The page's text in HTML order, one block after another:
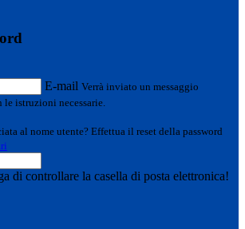
E-mail Verrà inviato un messaggio
istruzioni necessarie.
al nome utente? Effettua il reset della password
di controllare la casella di posta elettronica!